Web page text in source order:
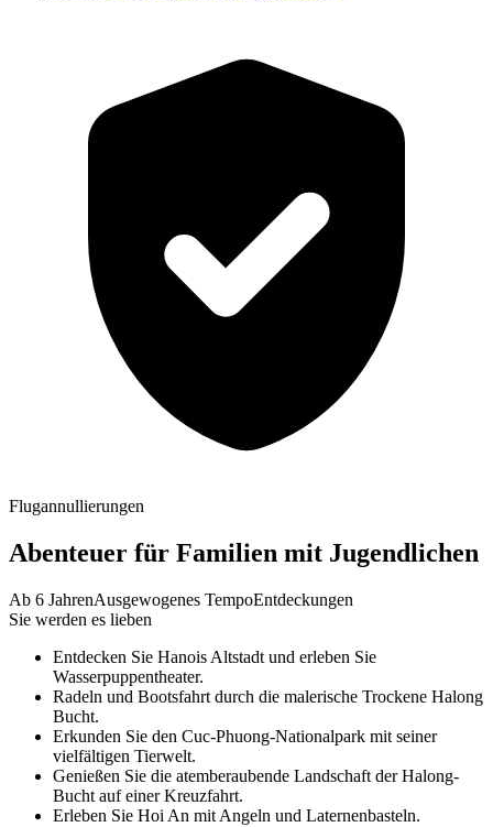
Flugannullierungen
Abenteuer für Familien mit Jugendlichen
Ab 6 JahrenAusgewogenes TempoEntdeckungen
Sie werden es lieben
Entdecken Sie Hanois Altstadt und erleben Sie
Wasserpuppentheater.
Radeln und Bootsfahrt durch die malerische Trockene Halong
Bucht.
Erkunden Sie den Cuc-Phuong-Nationalpark mit seiner
vielfältigen Tierwelt.
Genießen Sie die atemberaubende Landschaft der Halong-
Bucht auf einer Kreuzfahrt.
Erleben Sie Hoi An mit Angeln und Laternenbasteln.